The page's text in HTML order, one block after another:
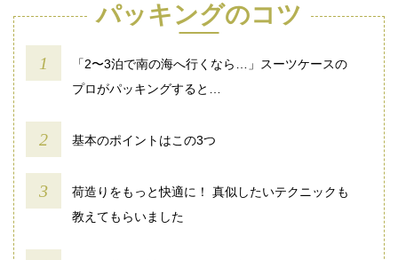
パッキングのコツ
「2〜3泊で南の海へ行くなら…」スーツケースの
プロがパッキングすると…
基本のポイントはこの3つ
荷造りをもっと快適に！ 真似したいテクニックも
教えてもらいました